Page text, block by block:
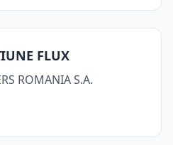
FLUX
ROMANIA S.A.